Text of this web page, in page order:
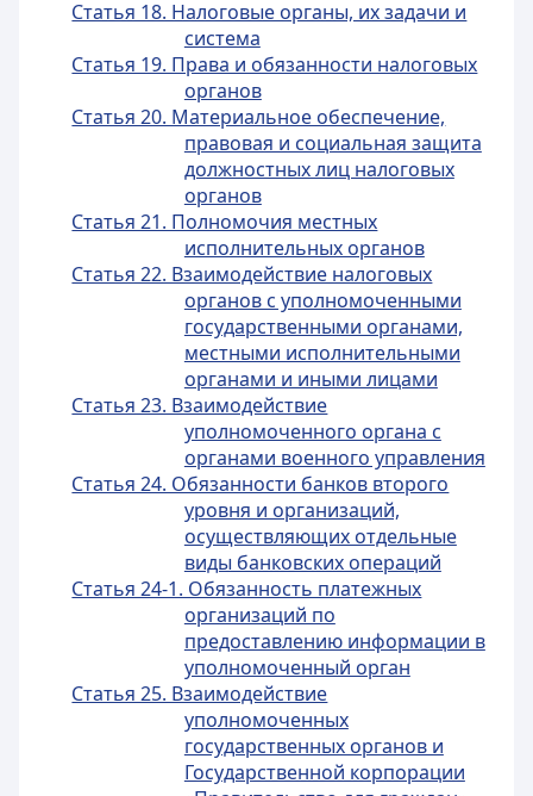
Статья 18. Налоговые органы, их задачи и
система
Статья 19. Права и обязанности налоговых
органов
Статья 20. Материальное обеспечение,
правовая и социальная защита
должностных лиц налоговых
органов
Статья 21. Полномочия местных
исполнительных органов
Статья 22. Взаимодействие налоговых
органов с уполномоченными
государственными органами,
местными исполнительными
органами и иными лицами
Статья 23. Взаимодействие
уполномоченного органа с
органами военного управления
Статья 24. Обязанности банков второго
уровня и организаций,
осуществляющих отдельные
виды банковских операций
Статья 24-1. Обязанность платежных
организаций по
предоставлению информации в
уполномоченный орган
Статья 25. Взаимодействие
уполномоченных
государственных органов и
Государственной корпорации